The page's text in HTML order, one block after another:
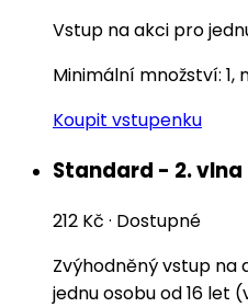
Vstup na akci pro
Minimální množství: 1,
Koupit vstupenku
Standard - 2. vlna
212 Kč · Dostupné
Zvýhodněný vstup
jednu osobu od 16 let